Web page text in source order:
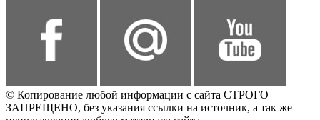
© Копирование любой информации с сайта СТРОГО
ЗАПРЕЩЕНО, без указания ссылки на источник, а так же